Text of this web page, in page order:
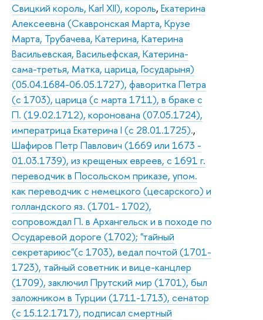
Свицкий король, Karl XII), король, Екатерина
Алексеевна (Скавронская Марта, Крузе
Марта, Трубачева, Катерина, Катерина
Васильевская, Васильефская, Катерина-
сама-третья, Матка, царица, Государыня)
(05.04.1684-06.05.1727), фаворитка Петра
(с 1703), царица (с марта 1711), в браке с
П. (19.02.1712), коронована (07.05.1724),
императрица Екатерина I (с 28.01.1725).,
Шафиров Петр Павлович (1669 или 1673 -
01.03.1739), из крещеных евреев, с 1691 г.
переводчик в Посольском приказе, упом.
как переводчик с немецкого (цесарского) и
голландского яз. (1701- 1702),
сопровождал П. в Архангельск и в походе по
Осударевой дороге (1702); "тайный
секретариюс"(с 1703), ведал почтой (1701-
1723), тайный советник и вице-канцлер
(1709), заключил Прутский мир (1701), был
заложником в Турции (1711-1713), сенатор
(с 15.12.1717), подписал смертный